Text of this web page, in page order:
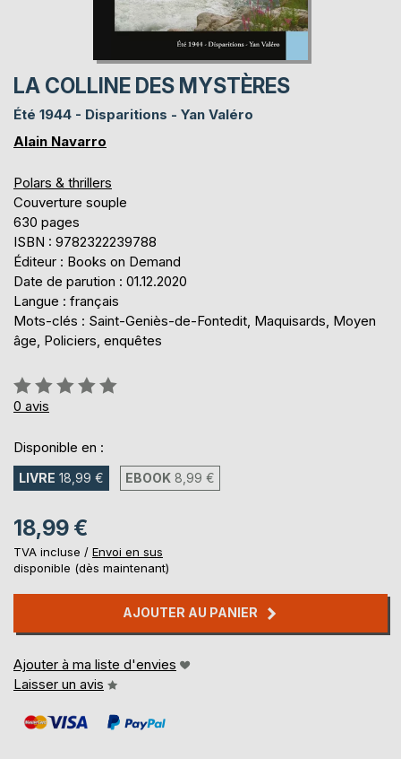
LA COLLINE DES MYSTÈRES
Été 1944 - Disparitions - Yan Valéro
Alain Navarro
Polars & thrillers
Couverture souple
630 pages
ISBN : 9782322239788
Éditeur : Books on Demand
Date de parution : 01.12.2020
Langue : français
Mots-clés : Saint-Geniès-de-Fontedit, Maquisards, Moyen
âge, Policiers, enquêtes
Évaluation:
0%
0 avis
Disponible en :
LIVRE 18,99 € EBOOK 8,99 €
18,99 €
TVA incluse / Envoi en sus
disponible (dès maintenant)
AJOUTER AU PANIER
Ajouter à ma liste d'envies
Laisser un avis